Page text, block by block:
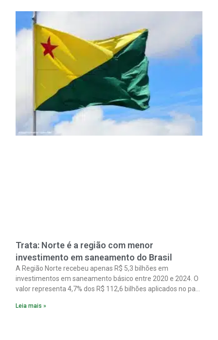
figura é facultativa e sujeita a uma escolha racional de
projeto a projeto.
Trata: Norte é a região com menor
investimento em saneamento do Brasil
A Região Norte recebeu apenas R$ 5,3 bilhões em
investimentos em saneamento básico entre 2020 e 2024. O
valor representa 4,7% dos R$ 112,6 bilhões aplicados no país
Brasil em parceria com a GO Associados.
Leia mais »